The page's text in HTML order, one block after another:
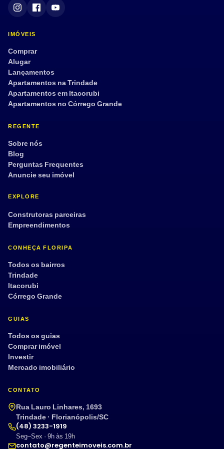
Semi mobiliado
Dep. de empregada
Tour 360°
Aplicar filtros
IMÓVEIS
Comprar
Alugar
Lançamentos
Apartamentos na Trindade
Apartamentos em Itacorubi
Apartamentos no Córrego Grande
REGENTE
Sobre nós
Blog
Perguntas Frequentes
Anuncie seu imóvel
EXPLORE
Construtoras parceiras
Empreendimentos
CONHEÇA FLORIPA
Todos os bairros
Trindade
Itacorubi
Córrego Grande
GUIAS
Todos os guias
Comprar imóvel
Investir
Mercado imobiliário
CONTATO
Rua Lauro Linhares, 1693
Trindade · Florianópolis/SC
(48) 3233-1919
Seg–Sex · 9h às 19h
contato@regenteimoveis.com.br